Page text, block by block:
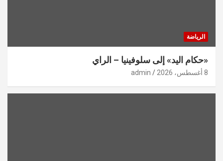
الرياضة
«حكام اليد» إلى سلوفينيا – الراي
8 أغسطس، 2026 admin